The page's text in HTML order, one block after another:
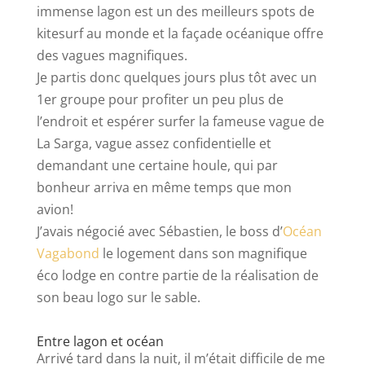
immense lagon est un des meilleurs spots de
kitesurf au monde et la façade océanique offre
des vagues magnifiques.
Je partis donc quelques jours plus tôt avec un
1er groupe pour profiter un peu plus de
l’endroit et espérer surfer la fameuse vague de
La Sarga, vague assez confidentielle et
demandant une certaine houle, qui par
bonheur arriva en même temps que mon
avion!
J’avais négocié avec Sébastien, le boss d’Océan
Vagabond le logement dans son magnifique
éco lodge en contre partie de la réalisation de
son beau logo sur le sable.
Entre lagon et océan
Arrivé tard dans la nuit, il m’était difficile de me